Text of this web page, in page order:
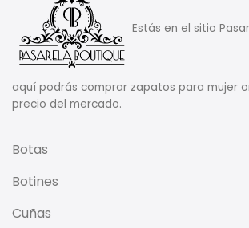
Estás en el sitio
aquí podrás comprar zapatos para mujer
precio del mercado.
Botas
Botines
Cuñas